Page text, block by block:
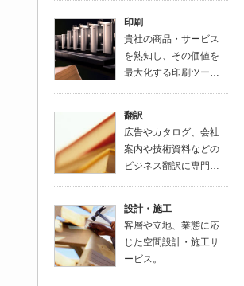
印刷
貴社の商品・サービス
を熟知し、その価値を
最大化する印刷ツー…
翻訳
広告やカタログ、会社
案内や技術資料などの
ビジネス翻訳に専門…
設計・施工
客層や立地、業態に応
じた空間設計・施工サ
ービス。